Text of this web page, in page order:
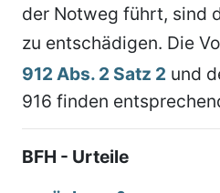
der Notweg führt, sind
zu entschädigen. Die
912 Abs. 2 Satz 2 und
916 finden
BFH - Urteile